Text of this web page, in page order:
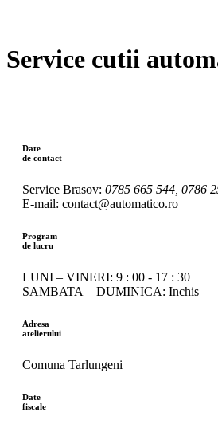
Service cutii
Date
de contact
Service Brasov: 0785 665 544, 0786
E-mail: contact@automatico.ro
Program
de lucru
LUNI – VINERI: 9 : 00 - 17 : 30
SAMBATA – DUMINICA: Inchis
Adresa
atelierului
Comuna Tarlungeni
Date
fiscale